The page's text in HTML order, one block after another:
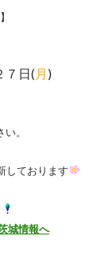
７日( 月 )
。
しております